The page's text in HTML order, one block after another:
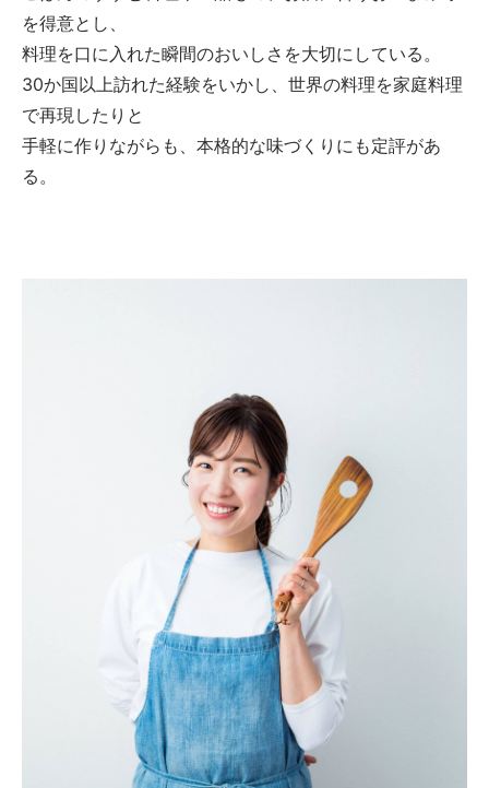
を得意とし、
料理を口に入れた瞬間のおいしさを大切にしている。
30か国以上訪れた経験をいかし、世界の料理を家庭料理
で再現したりと
手軽に作りながらも、本格的な味づくりにも定評があ
る。